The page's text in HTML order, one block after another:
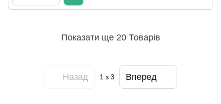
Показати ще 20 Товарів
Назад 1 з 3 Вперед